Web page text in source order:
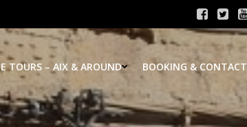
TOURS – AIX & AROUND BOOKING & CONTACT